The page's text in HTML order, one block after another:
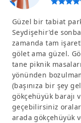
Güzel bir tabiat
Seydişehir'de
zamanda tam
gölet ama güzel.
tane piknik
yönünden
(başınıza bir şey
gökçehüyük barajı
geçebilirsiniz
arada gökçehüyük